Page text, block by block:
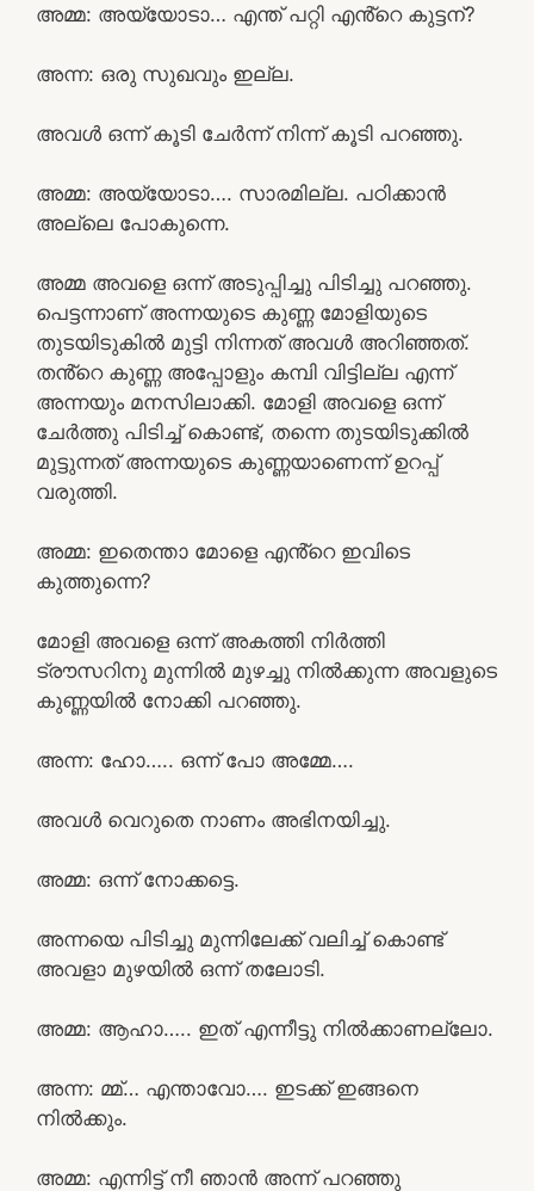
അമ്മ: അയ്യോടാ… എന്ത് പറ്റി എൻ്റെ കുട്ടന്?
അന്ന: ഒരു സുഖവും ഇല്ല.
അവൾ ഒന്ന് കൂടി ചേർന്ന് നിന്ന് കൂടി പറഞ്ഞു.
അമ്മ: അയ്യോടാ…. സാരമില്ല. പഠിക്കാൻ
അല്ലെ പോകുന്നെ.
അമ്മ അവളെ ഒന്ന് അടുപ്പിച്ചു പിടിച്ചു പറഞ്ഞു.
പെട്ടന്നാണ് അന്നയുടെ കുണ്ണ മോളിയുടെ
തുടയിടുകിൽ മുട്ടി നിന്നത് അവൾ അറിഞ്ഞത്.
തൻ്റെ കുണ്ണ അപ്പോളും കമ്പി വിട്ടില്ല എന്ന്
അന്നയും മനസിലാക്കി. മോളി അവളെ ഒന്ന്
ചേർത്തു പിടിച്ച് കൊണ്ട്, തന്നെ തുടയിടുക്കിൽ
മുട്ടുന്നത് അന്നയുടെ കുണ്ണയാണെന്ന് ഉറപ്പ്
വരുത്തി.
അമ്മ: ഇതെന്താ മോളെ എൻ്റെ ഇവിടെ
കുത്തുന്നെ?
മോളി അവളെ ഒന്ന് അകത്തി നിർത്തി
ട്രൗസറിനു മുന്നിൽ മുഴച്ചു നിൽക്കുന്ന അവളുടെ
കുണ്ണയിൽ നോക്കി പറഞ്ഞു.
അന്ന: ഹോ….. ഒന്ന് പോ അമ്മേ….
അവൾ വെറുതെ നാണം അഭിനയിച്ചു.
അമ്മ: ഒന്ന് നോക്കട്ടെ.
അന്നയെ പിടിച്ചു മുന്നിലേക്ക് വലിച്ച് കൊണ്ട്
അവളാ മുഴയിൽ ഒന്ന് തലോടി.
അമ്മ: ആഹാ….. ഇത് എന്നീട്ടു നിൽക്കാണല്ലോ.
അന്ന: മ്മ്… എന്താവോ…. ഇടക്ക് ഇങ്ങനെ
നിൽക്കും.
അമ്മ: എന്നിട്ട് നീ ഞാൻ അന്ന് പറഞ്ഞു